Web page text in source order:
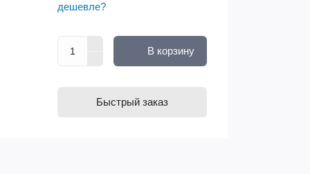
дешевле?
В корзину
Быстрый заказ